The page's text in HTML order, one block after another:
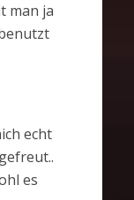
man ja
echt
es